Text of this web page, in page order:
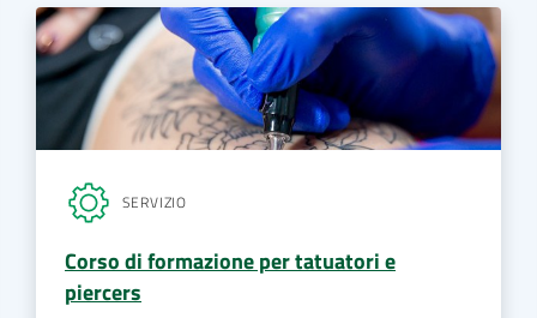
SERVIZIO
Corso di formazione per tatuatori e
piercers